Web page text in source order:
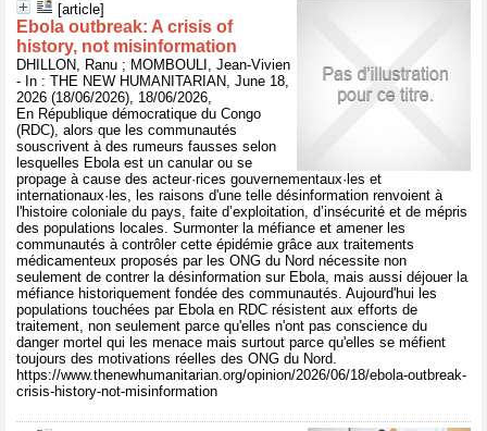
[article]
Ebola outbreak: A crisis of
history, not misinformation
DHILLON, Ranu ; MOMBOULI, Jean-Vivien
- In : THE NEW HUMANITARIAN, June 18,
2026 (18/06/2026), 18/06/2026,
En République démocratique du Congo
(RDC), alors que les communautés
souscrivent à des rumeurs fausses selon
lesquelles Ebola est un canular ou se
propage à cause des acteur·rices gouvernementaux·les et
internationaux·les, les raisons d'une telle désinformation renvoient à
l'histoire coloniale du pays, faite d’exploitation, d’insécurité et de mépris
des populations locales. Surmonter la méfiance et amener les
communautés à contrôler cette épidémie grâce aux traitements
médicamenteux proposés par les ONG du Nord nécessite non
seulement de contrer la désinformation sur Ebola, mais aussi déjouer la
méfiance historiquement fondée des communautés. Aujourd'hui les
populations touchées par Ebola en RDC résistent aux efforts de
traitement, non seulement parce qu'elles n'ont pas conscience du
danger mortel qui les menace mais surtout parce qu'elles se méfient
toujours des motivations réelles des ONG du Nord.
https://www.thenewhumanitarian.org/opinion/2026/06/18/ebola-outbreak-
crisis-history-not-misinformation